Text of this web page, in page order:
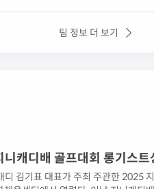
팀 정보 더 보기
캐디배 골프대회 롱기스트
김기표 대표가 주최 주관한 2025